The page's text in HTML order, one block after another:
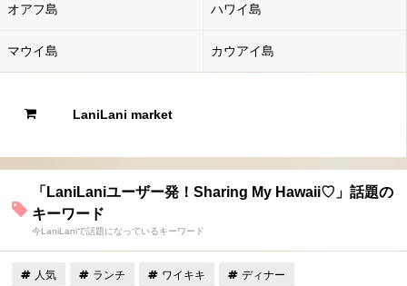
オアフ島 ハワイ島
マウイ島 カウアイ島
LaniLani market
「LaniLaniユーザー発！Sharing My Hawaii♡」話題の
キーワード
今LaniLaniで話題になっているキーワード
人気 ランチ ワイキキ ディナー